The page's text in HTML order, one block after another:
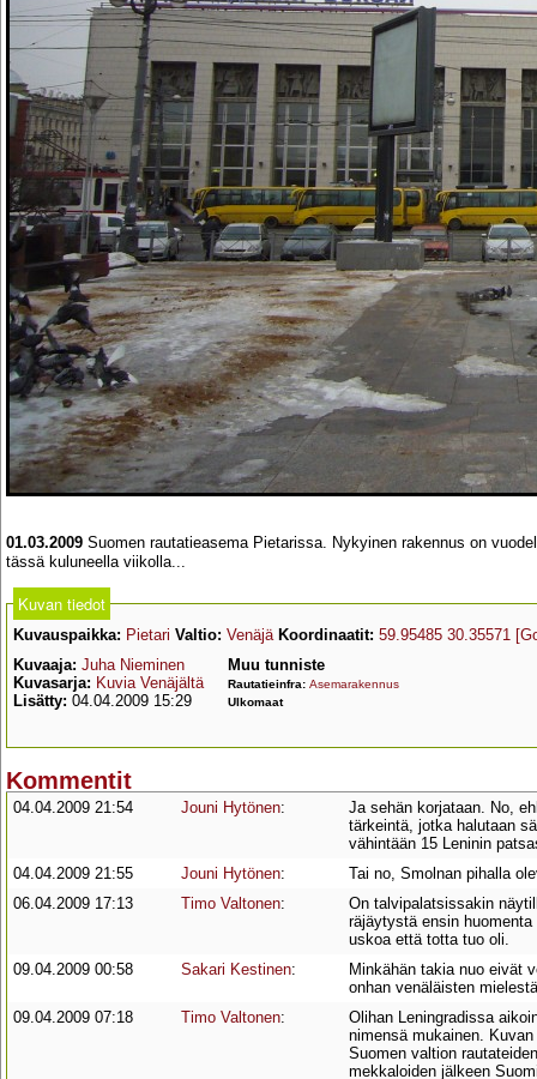
01.03.2009 Suomen rautatieasema Pietarissa. Nykyinen rakennus on
tässä kuluneella viikolla...
Kuvan tiedot
Kuvauspaikka: Pietari Valtio: Venäjä Koordinaatit: 59.95485 30.35571
Kuvaaja: Juha Nieminen
Kuvasarja: Kuvia Venäjältä
Lisätty: 04.04.2009 15:29
Muu tunniste
Rautatieinfra: Asemarakennus
Ulkomaat
Kommentit
04.04.2009 21:54 Jouni Hytönen:
Ja sehän korjataan. No,
tärkeintä, jotka halutaan
vähintään 15 Leninin
04.04.2009 21:55
Jouni Hytönen:
Tai no, Smolnan pihalla
06.04.2009 17:13
Timo Valtonen:
On talvipalatsissakin
räjäytystä ensin
uskoa että totta tuo oli.
09.04.2009 00:58
Sakari Kestinen:
Minkähän takia nuo eivät
onhan venäläisten
09.04.2009 07:18
Timo Valtonen:
Olihan Leningradissa
nimensä mukainen.
Suomen valtion
mekkaloiden jälkeen